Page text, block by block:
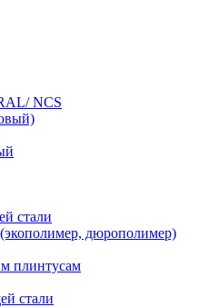
NCS
стали
дюрополимер)
плинтусам
стали